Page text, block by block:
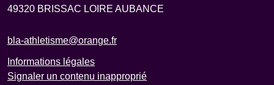
49320 BRISSAC LOIRE AUBANCE
bla-athletisme@orange.fr
Informations légales
Signaler un contenu inapproprié